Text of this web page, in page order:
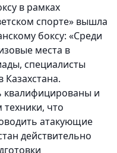
в рамках
спорте» вышла
боксу: «Среди
места в
специалисты
квалифицированы и
что
атакующие
действительно